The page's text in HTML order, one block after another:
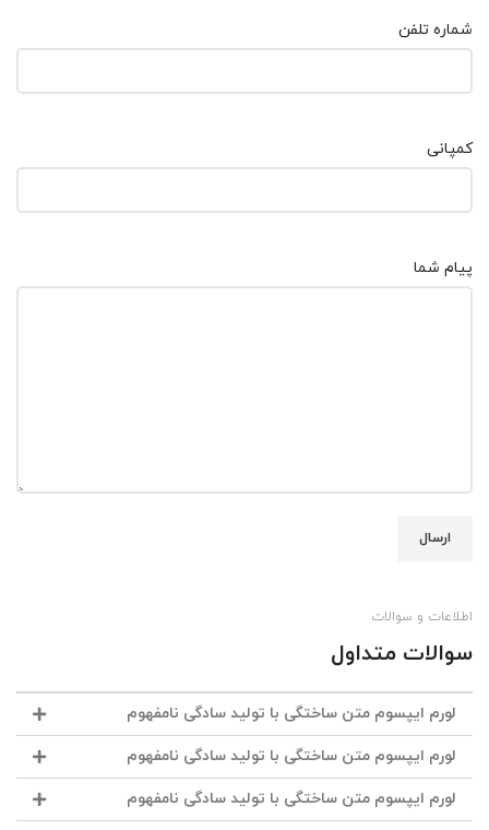
شماره تلفن
کمپانی
پیام شما
اطلاعات و سوالات
سوالات متداول
لورم ایپسوم متن ساختگی با تولید سادگی نامفهوم
لورم ایپسوم متن ساختگی با تولید سادگی نامفهوم
لورم ایپسوم متن ساختگی با تولید سادگی نامفهوم